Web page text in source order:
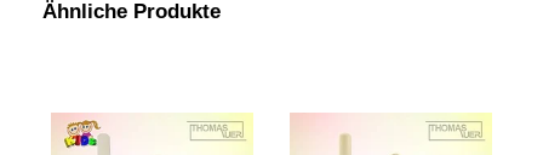
Ähnliche Produkte